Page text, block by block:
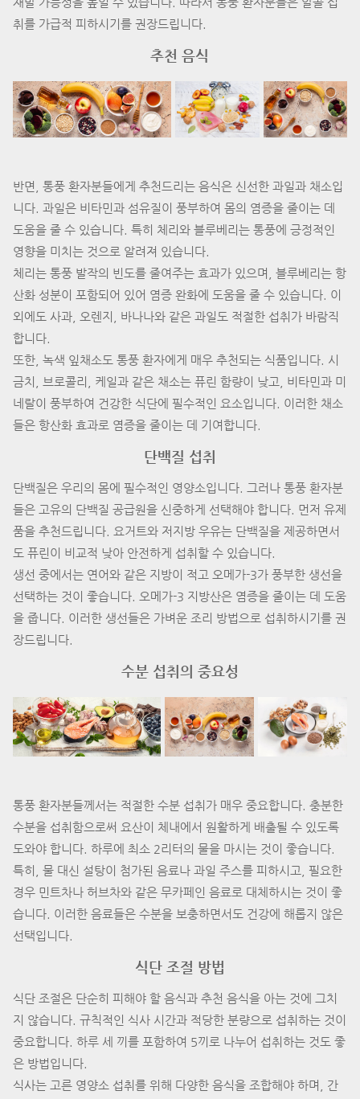
취를 가급적 피하시기를 권장드립니다.
추천 음식
반면, 통풍 환자분들에게 추천드리는 음식은 신선한 과일과 채소입
니다. 과일은 비타민과 섬유질이 풍부하여 몸의 염증을 줄이는 데
도움을 줄 수 있습니다. 특히 체리와 블루베리는 통풍에 긍정적인
영향을 미치는 것으로 알려져 있습니다.
체리는 통풍 발작의 빈도를 줄여주는 효과가 있으며, 블루베리는 항
산화 성분이 포함되어 있어 염증 완화에 도움을 줄 수 있습니다. 이
외에도 사과, 오렌지, 바나나와 같은 과일도 적절한 섭취가 바람직
합니다.
또한, 녹색 잎채소도 통풍 환자에게 매우 추천되는 식품입니다. 시
금치, 브로콜리, 케일과 같은 채소는 퓨린 함량이 낮고, 비타민과 미
네랄이 풍부하여 건강한 식단에 필수적인 요소입니다. 이러한 채소
들은 항산화 효과로 염증을 줄이는 데 기여합니다.
단백질 섭취
단백질은 우리의 몸에 필수적인 영양소입니다. 그러나 통풍 환자분
들은 고유의 단백질 공급원을 신중하게 선택해야 합니다. 먼저 유제
품을 추천드립니다. 요거트와 저지방 우유는 단백질을 제공하면서
도 퓨린이 비교적 낮아 안전하게 섭취할 수 있습니다.
생선 중에서는 연어와 같은 지방이 적고 오메가-3가 풍부한 생선을
선택하는 것이 좋습니다. 오메가-3 지방산은 염증을 줄이는 데 도움
을 줍니다. 이러한 생선들은 가벼운 조리 방법으로 섭취하시기를 권
장드립니다.
수분 섭취의 중요성
통풍 환자분들께서는 적절한 수분 섭취가 매우 중요합니다. 충분한
수분을 섭취함으로써 요산이 체내에서 원활하게 배출될 수 있도록
도와야 합니다. 하루에 최소 2리터의 물을 마시는 것이 좋습니다.
특히, 물 대신 설탕이 첨가된 음료나 과일 주스를 피하시고, 필요한
경우 민트차나 허브차와 같은 무카페인 음료로 대체하시는 것이 좋
습니다. 이러한 음료들은 수분을 보충하면서도 건강에 해롭지 않은
선택입니다.
식단 조절 방법
식단 조절은 단순히 피해야 할 음식과 추천 음식을 아는 것에 그치
지 않습니다. 규칙적인 식사 시간과 적당한 분량으로 섭취하는 것이
중요합니다. 하루 세 끼를 포함하여 5끼로 나누어 섭취하는 것도 좋
은 방법입니다.
식사는 고른 영양소 섭취를 위해 다양한 음식을 조합해야 하며, 간